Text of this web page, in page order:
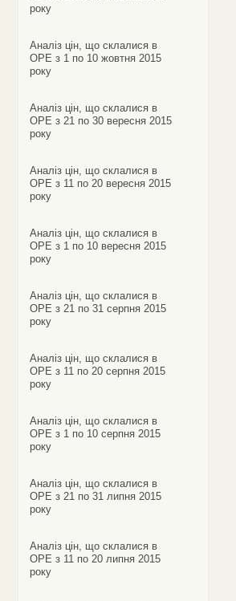
року
Аналіз цін, що склалися в
ОРЕ з 1 по 10 жовтня 2015
року
Аналіз цін, що склалися в
ОРЕ з 21 по 30 вересня 2015
року
Аналіз цін, що склалися в
ОРЕ з 11 по 20 вересня 2015
року
Аналіз цін, що склалися в
ОРЕ з 1 по 10 вересня 2015
року
Аналіз цін, що склалися в
ОРЕ з 21 по 31 серпня 2015
року
Аналіз цін, що склалися в
ОРЕ з 11 по 20 серпня 2015
року
Аналіз цін, що склалися в
ОРЕ з 1 по 10 серпня 2015
року
Аналіз цін, що склалися в
ОРЕ з 21 по 31 липня 2015
року
Аналіз цін, що склалися в
ОРЕ з 11 по 20 липня 2015
року